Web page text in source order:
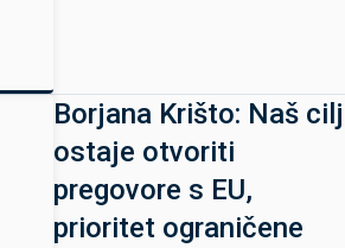
Borjana Krišto: Naš cilj
ostaje otvoriti
pregovore s EU,
prioritet ograničene